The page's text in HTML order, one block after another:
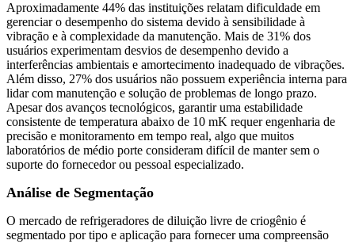
Aproximadamente 44% das instituições relatam dificuldade em
gerenciar o desempenho do sistema devido à sensibilidade à
vibração e à complexidade da manutenção. Mais de 31% dos
usuários experimentam desvios de desempenho devido a
interferências ambientais e amortecimento inadequado de vibrações.
Além disso, 27% dos usuários não possuem experiência interna para
lidar com manutenção e solução de problemas de longo prazo.
Apesar dos avanços tecnológicos, garantir uma estabilidade
consistente de temperatura abaixo de 10 mK requer engenharia de
precisão e monitoramento em tempo real, algo que muitos
laboratórios de médio porte consideram difícil de manter sem o
suporte do fornecedor ou pessoal especializado.
Análise de Segmentação
O mercado de refrigeradores de diluição livre de criogênio é
segmentado por tipo e aplicação para fornecer uma compreensão